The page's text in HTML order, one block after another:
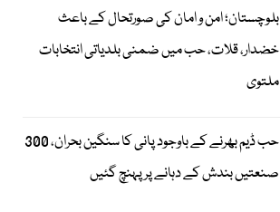
بلوچستان؛ امن و امان کی صورتحال کے باعث
خضدار، قلات، حب میں ضمنی بلدیاتی انتخابات
ملتوی
حب ڈیم بھرنے کے باوجود پانی کا سنگین بحران، 300
صنعتیں بندش کے دہانے پر پہنچ گئیں